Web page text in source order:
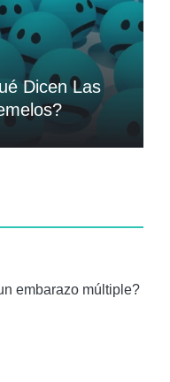
Dicen Las
embarazo múltiple?